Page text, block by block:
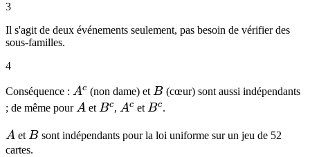
1/52 =
P(A\cap
B)
3
Il s'agit de deux événements seulement, pas besoin de vérifier des
sous-familles.
4
Conséquence : A^c
Ac (non dame) et B
B(cœur) sont aussi indépendants
; de même pourA
A et B^c
Bc, A^c
Ac et B^c
Bc.
A
A et B
Bsont indépendants pour la loi uniforme sur un jeu de 52
cartes.